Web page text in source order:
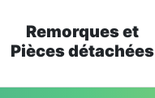
Remorques et
Pièces détachées